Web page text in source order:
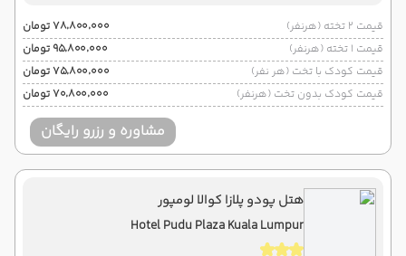
قیمت 2 تخته (هرنفر)
۷۸٬۸۰۰٬۰۰۰ تومان
قیمت 1 تخته (هرنفر)
۹۵٬۸۰۰٬۰۰۰ تومان
قیمت کودک با تخت (هر نفر)
۷۵٬۸۰۰٬۰۰۰ تومان
قیمت کودک بدون تخت (هرنفر)
۷۰٬۸۰۰٬۰۰۰ تومان
مشاوره و رزرو رایگان
هتل پودو پلازا کوالا لومپور
Hotel Pudu Plaza Kuala Lumpur